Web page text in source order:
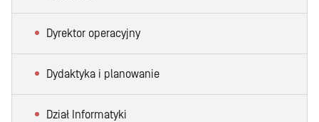
Dyrektor operacyjny
Dydaktyka i planowanie
Dział Informatyki